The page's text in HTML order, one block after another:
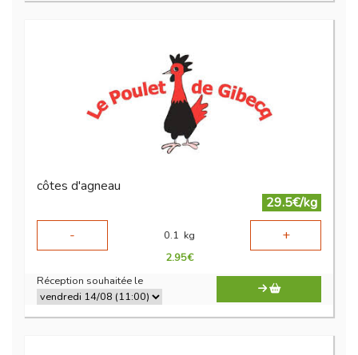
côtes d'agneau
29.5€/kg
-
0.1 kg +
2.95€
Réception souhaitée le